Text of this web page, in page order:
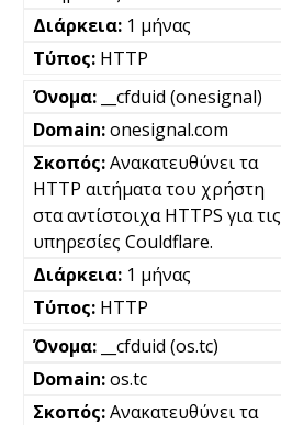
1 μήνας
HTTP
__cfduid (onesignal)
onesignal.com
Ανακατευθύνει τα
HTTP αιτήματα του χρήστη
στα αντίστοιχα HTTPS για τις
υπηρεσίες Couldflare.
1 μήνας
HTTP
__cfduid (os.tc)
os.tc
Ανακατευθύνει τα